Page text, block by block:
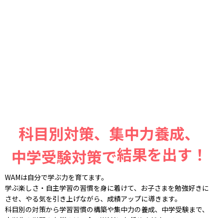
科目別対策、集中力養成、
中学受験対策で結果を出す！
WAMは自分で学ぶ力を育てます。
学ぶ楽しさ・自主学習の習慣を身に着けて、お子さまを勉強好きに
させ、 やる気を引き上げながら、成績アップに導きます。
科目別の対策から学習習慣の構築や集中力の養成、中学受験まで、